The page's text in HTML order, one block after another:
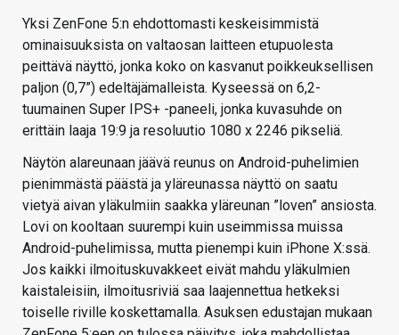
Yksi ZenFone 5:n ehdottomasti keskeisimmistä
ominaisuuksista on valtaosan laitteen etupuolesta
peittävä näyttö, jonka koko on kasvanut poikkeuksellisen
paljon (0,7”) edeltäjämalleista. Kyseessä on 6,2-
tuumainen Super IPS+ -paneeli, jonka kuvasuhde on
erittäin laaja 19:9 ja resoluutio 1080 x 2246 pikseliä.
Näytön alareunaan jäävä reunus on Android-puhelimien
pienimmästä päästä ja yläreunassa näyttö on saatu
vietyä aivan yläkulmiin saakka yläreunan ”loven” ansiosta.
Lovi on kooltaan suurempi kuin useimmissa muissa
Android-puhelimissa, mutta pienempi kuin iPhone X:ssä.
Jos kaikki ilmoituskuvakkeet eivät mahdu yläkulmien
kaistaleisiin, ilmoitusriviä saa laajennettua hetkeksi
toiselle riville koskettamalla. Asuksen edustajan mukaan